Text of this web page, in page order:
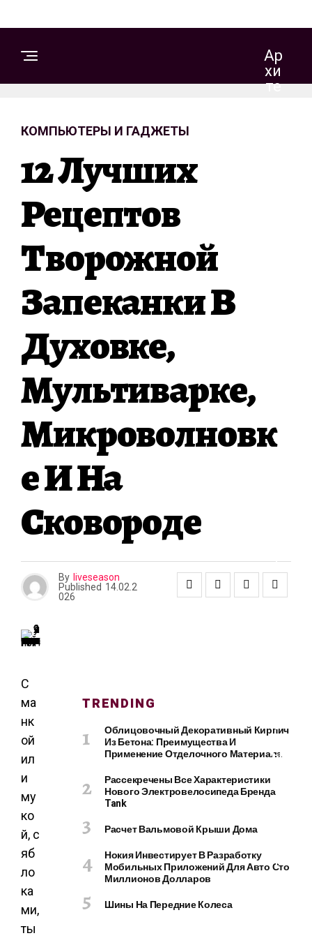
Ар
Хи
Те
В
О
Т
Е
Р
Ы
Г
А
Т
КОМПЬЮТЕРЫ И ГАДЖЕТЫ
12 Лучших
Рецептов
Творожной
Запеканки В
Духовке,
Мультиварке,
Микроволновк
Е И На
Сковороде
By liveseason
Published 14.02.2
026
С
ма
нк
ой
ил
и
му
ко
й, с
яб
ло
ка
ми,
ты
TRENDING
Облицовочный Декоративный Кирпич
Из Бетона: Преимущества И
Применение Отделочного Материала
Рассекречены Все Характеристики
Нового Электровелосипеда Бренда
Tank
Расчет Вальмовой Крыши Дома
Нокия Инвестирует В Разработку
Мобильных Приложений Для Авто Сто
Миллионов Долларов
Шины На Передние Колеса